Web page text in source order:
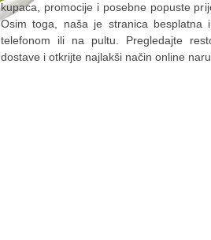
kupaca, promocije i posebne popuste
Osim toga, naša je stranica
telefonom ili na pultu. Pregledajte
dostave i otkrijte najlakši način online